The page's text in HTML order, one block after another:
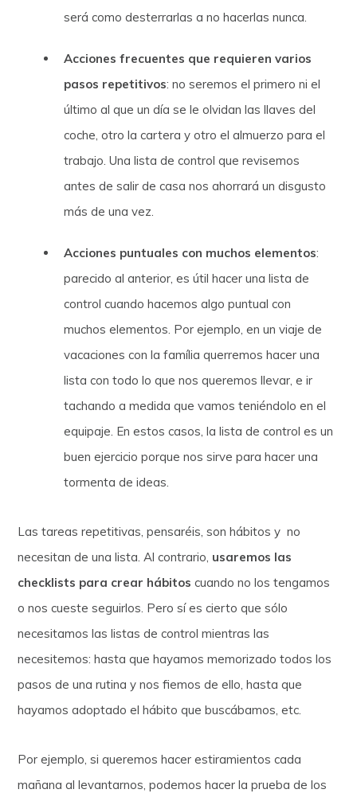
será como desterrarlas a no hacerlas nunca.
Acciones frecuentes que requieren varios
pasos repetitivos: no seremos el primero ni el
último al que un día se le olvidan las llaves del
coche, otro la cartera y otro el almuerzo para el
trabajo. Una lista de control que revisemos
antes de salir de casa nos ahorrará un disgusto
más de una vez.
Acciones puntuales con muchos elementos:
parecido al anterior, es útil hacer una lista de
control cuando hacemos algo puntual con
muchos elementos. Por ejemplo, en un viaje de
vacaciones con la família querremos hacer una
lista con todo lo que nos queremos llevar, e ir
tachando a medida que vamos teniéndolo en el
equipaje. En estos casos, la lista de control es un
buen ejercicio porque nos sirve para hacer una
tormenta de ideas.
Las tareas repetitivas, pensaréis, son hábitos y no
necesitan de una lista. Al contrario, usaremos las
checklists para crear hábitos cuando no los tengamos
o nos cueste seguirlos. Pero sí es cierto que sólo
necesitamos las listas de control mientras las
necesitemos: hasta que hayamos memorizado todos los
pasos de una rutina y nos fiemos de ello, hasta que
hayamos adoptado el hábito que buscábamos, etc.
Por ejemplo, si queremos hacer estiramientos cada
mañana al levantarnos, podemos hacer la prueba de los